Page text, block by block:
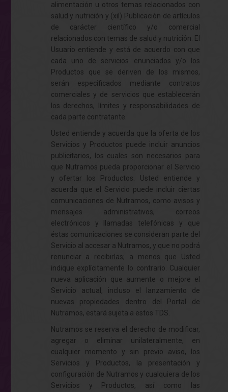
alimentación u otros temas relacionados con
salud y nutrición y (xiI) Publicación de artículos
de carácter científico y/o comercial
relacionados con temas de salud y nutrición. El
Usuario entiende y está de acuerdo con que
cada uno de servicios enunciados y/o los
Productos que se deriven de los mismos,
serán especificados mediante contratos
comerciales y de servicios que establecerán
los derechos, límites y responsabilidades de
cada parte contratante.
Usted entiende y acuerda que la oferta de los
Servicios y Productos puede incluir anuncios
publicitarios, los cuales son necesarios para
que Nutramos pueda proporcionar el Servicio
y ofertar los Productos. Usted entiende y
acuerda que el Servicio puede incluir ciertas
comunicaciones de Nutramos, como avisos y
mensajes administrativos, correos
electrónicos y llamadas telefónicas y que
éstas comunicaciones se consideran parte del
Servicio al accesar a Nutramos, y que no podrá
renunciar a recibirlas; a menos que Usted
indique explícitamente lo contrario. Cualquier
nueva aplicación que aumente o mejore el
Servicio actual, incluso el lanzamiento de
nuevas propiedades dentro del Portal de
Nutramos, estará sujeta a estos TDS.
Nutramos se reserva el derecho de modificar,
agregar o eliminar unilateralmente, en
cualquier momento y sin previo aviso, los
Servicios y Productos, la presentación y
configuración de Nutramos y cualquiera de los
Servicios y Productos, así como las